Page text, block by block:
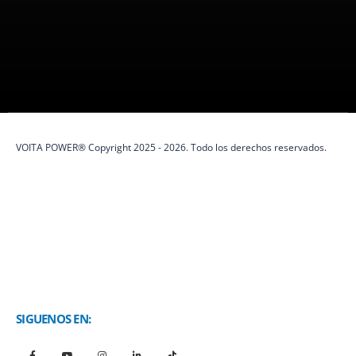
VOITA POWER® Copyright 2025 - 2026. Todo los derechos reservados.
SIGUENOS EN: